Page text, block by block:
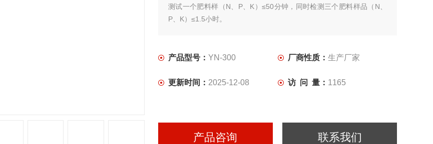
测试一个肥料样（N、P、K）≤50分钟，同时检测三个肥料样品（N、
P、K）≤1.5小时。
产品型号： YN-300 厂商性质： 生产厂家
更新时间： 2025-12-08 访 问 量： 1165
产品咨询 联系我们